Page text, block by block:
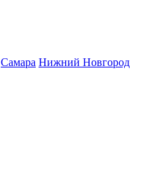
Самара Нижний Новгород